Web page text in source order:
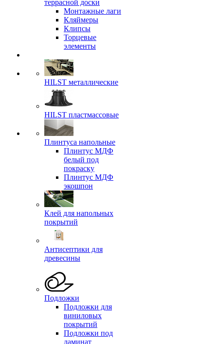
террасной доски
Монтажные лаги
Кляймеры
Клипсы
Торцевые
элементы
HILST металлические
HILST пластмассовые
Плинтуса напольные
Плинтус МДФ
белый под
покраску
Плинтус МДФ
экошпон
Клей для напольных
покрытий
Антисептики для
древесины
Подложки
Подложки для
виниловых
покрытий
Подложки под
ламинат